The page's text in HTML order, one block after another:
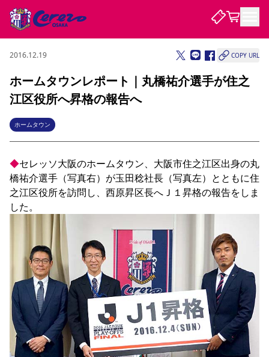
試合・チーム
試合について
試合日程 / 結果
チームについて
選手・スタッフ スケジュール メディア情報 アクセス レディース
アカデミー
ハナサカプレーヤー 歴代所属選手
観戦する
チケット
チケット情報 販売スケジュール 価格・席種 購入方法
シーズンシート 法人シーズンシート 福祉サービス 団体チケット
特定興行入場券
譲渡サービス リセールサービス
観戦ガイド
初めて観戦ガイド
観戦マナー&ルール
ビジターサポーター観戦ガイド 公式アプリ
スタジアム
YANMAR HANASAKA STADIUM
DAZNで観戦
DAZNで観戦
アウェイツアー
クラブを知る
セレッソ大阪について
クラブ紹介
サポートする
パートナー企業募集中 セレッソ大阪VISAカード
サポートスタッフ
セレッソアイデアちょうだいな
応援商店街
Lise（ライセンスビジネス）
サステナビリティ
サステナビリティポリシー SDGsのゴール
インパクトレポート
活動レポート
SPORT POSITIVE LEAGUES 取り組み実績
スポーツクラブ
ファンクラブ
ファンクラブ
SAKURA SOCIO 招待券引換方法 まいセレチケット
会員規定
婚姻届・出生届・命名書
ニュース
ニュース
すべて チーム グッズ チケット イベント
ファンクラブ
ホームタウン パートナー スポーツクラブ メディア 30周年
レディース
アカデミー
2016.12.19 COPY URL
ホームタウンレポート｜丸橋祐介選手が住之
江区役所へ昇格の報告へ
ホームタウン
◆セレッソ大阪のホームタウン、大阪市住之江区出身の丸
橋祐介選手（写真右）が玉田稔社長（写真左）とともに住
之江区役所を訪問し、西原昇区長へＪ１昇格の報告をしま